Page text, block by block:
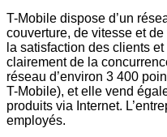
T-Mobile dispose d’un
couverture, de vitesse et
la satisfaction des clients
clairement de la
réseau d’environ 3 400
T-Mobile), et elle vend
produits via Internet.
employés.